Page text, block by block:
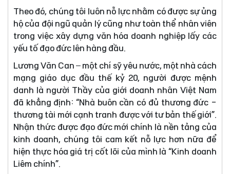
Theo đó, chúng tôi luôn nỗ lực nhằm có được sự ủng
hộ của đội ngũ quản lý cũng như toàn thể nhân viên
trong việc xây dựng văn hóa doanh nghiệp lấy các
yếu tố đạo đức lên hàng đầu.
Lương Văn Can – một chí sỹ yêu nước, một nhà cách
mạng giáo dục đầu thế kỷ 20, người được mệnh
danh là người Thầy của giới doanh nhân Việt Nam
đã khẳng định: “Nhà buôn cần có đủ thương đức -
thương tài mới cạnh tranh được với tư bản thế giới”.
Nhận thức được đạo đức mới chính là nền tảng của
kinh doanh, chúng tôi cam kết nỗ lực hơn nữa để
hiện thực hóa giá trị cốt lõi của mình là “Kinh doanh
Liêm chính”.